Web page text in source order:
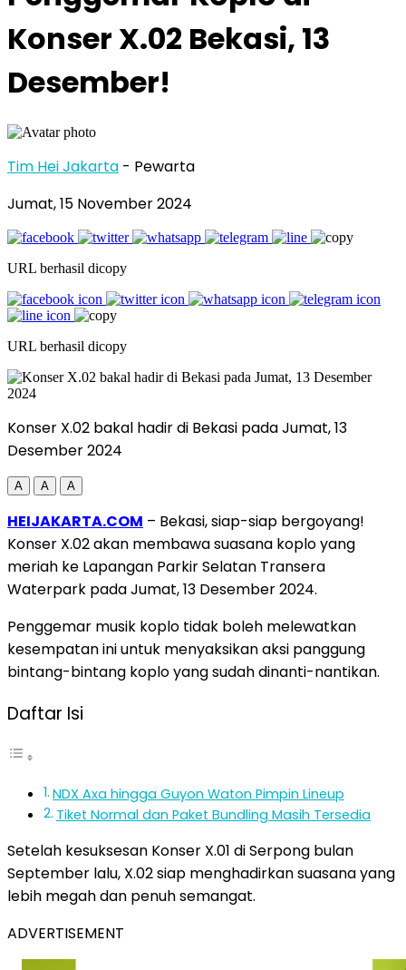
Konser X.02 Bekasi, 13
Desember!
Tim Hei Jakarta - Pewarta
Jumat, 15 November 2024
URL berhasil dicopy
URL berhasil dicopy
Konser X.02 bakal hadir di Bekasi pada Jumat, 13
Desember 2024
A A A
HEIJAKARTA.COM – Bekasi, siap-siap bergoyang!
Konser X.02 akan membawa suasana koplo yang
meriah ke Lapangan Parkir Selatan Transera
Waterpark pada Jumat, 13 Desember 2024.
Penggemar musik koplo tidak boleh melewatkan
kesempatan ini untuk menyaksikan aksi panggung
bintang-bintang koplo yang sudah dinanti-nantikan.
Daftar Isi
NDX Axa hingga Guyon Waton Pimpin Lineup
Tiket Normal dan Paket Bundling Masih Tersedia
Setelah kesuksesan Konser X.01 di Serpong bulan
September lalu, X.02 siap menghadirkan suasana yang
lebih megah dan penuh semangat.
ADVERTISEMENT